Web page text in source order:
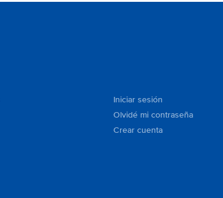
Iniciar sesión
Olvidé mi contraseña
Crear cuenta